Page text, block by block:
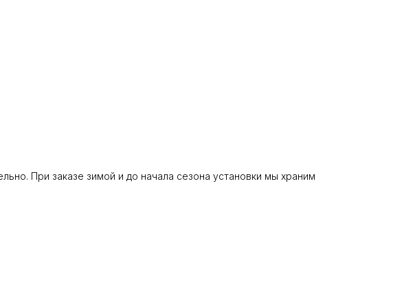
При заказе зимой и до начала сезона установки мы храним